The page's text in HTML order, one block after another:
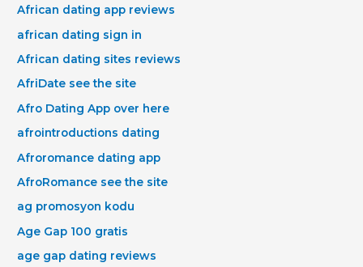
African dating app reviews
african dating sign in
African dating sites reviews
AfriDate see the site
Afro Dating App over here
afrointroductions dating
Afroromance dating app
AfroRomance see the site
ag promosyon kodu
Age Gap 100 gratis
age gap dating reviews